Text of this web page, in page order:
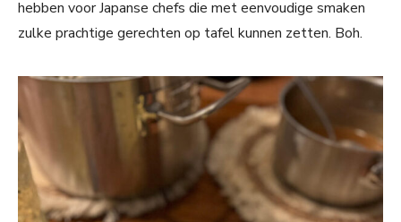
hebben voor Japanse chefs die met eenvoudige smaken
zulke prachtige gerechten op tafel kunnen zetten. Boh.